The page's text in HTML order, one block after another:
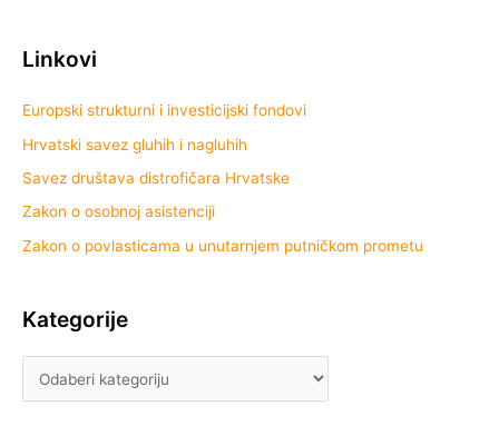
Linkovi
Europski strukturni i investicijski fondovi
Hrvatski savez gluhih i nagluhih
Savez društava distrofičara Hrvatske
Zakon o osobnoj asistenciji
Zakon o povlasticama u unutarnjem putničkom prometu
Kategorije